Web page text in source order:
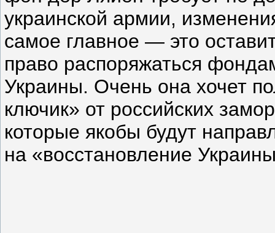
украинской армии,
самое главное — это
право распоряжаться
Украины. Очень она хочет
ключик» от российских
которые якобы будут
на «восстановление